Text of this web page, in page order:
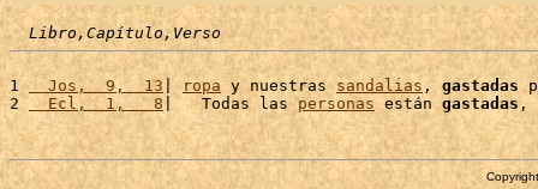
Libro,Capítulo,Verso
1
  Jos,  9,  13
| ropa y nuestras sandalias , gastadas
2
  Ecl,  1,   8
|   Todas las personas están gastadas,